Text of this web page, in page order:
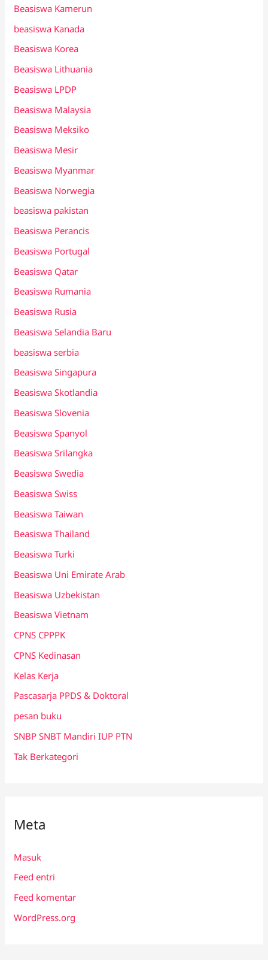
Beasiswa Kamerun
beasiswa Kanada
Beasiswa Korea
Beasiswa Lithuania
Beasiswa LPDP
Beasiswa Malaysia
Beasiswa Meksiko
Beasiswa Mesir
Beasiswa Myanmar
Beasiswa Norwegia
beasiswa pakistan
Beasiswa Perancis
Beasiswa Portugal
Beasiswa Qatar
Beasiswa Rumania
Beasiswa Rusia
Beasiswa Selandia Baru
beasiswa serbia
Beasiswa Singapura
Beasiswa Skotlandia
Beasiswa Slovenia
Beasiswa Spanyol
Beasiswa Srilangka
Beasiswa Swedia
Beasiswa Swiss
Beasiswa Taiwan
Beasiswa Thailand
Beasiswa Turki
Beasiswa Uni Emirate Arab
Beasiswa Uzbekistan
Beasiswa Vietnam
CPNS CPPPK
CPNS Kedinasan
Kelas Kerja
Pascasarja PPDS & Doktoral
pesan buku
SNBP SNBT Mandiri IUP PTN
Tak Berkategori
Meta
Masuk
Feed entri
Feed komentar
WordPress.org